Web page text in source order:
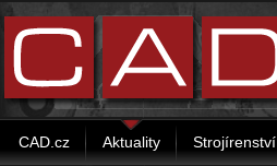
CAD.cz Aktuality Strojírenství